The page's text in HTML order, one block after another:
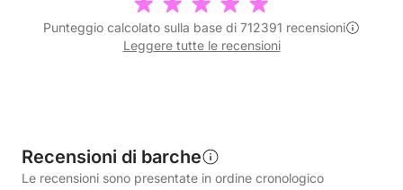
Punteggio calcolato sulla base di 712391 recensioni
Leggere tutte le recensioni
Recensioni di barche
Le recensioni sono presentate in ordine cronologico